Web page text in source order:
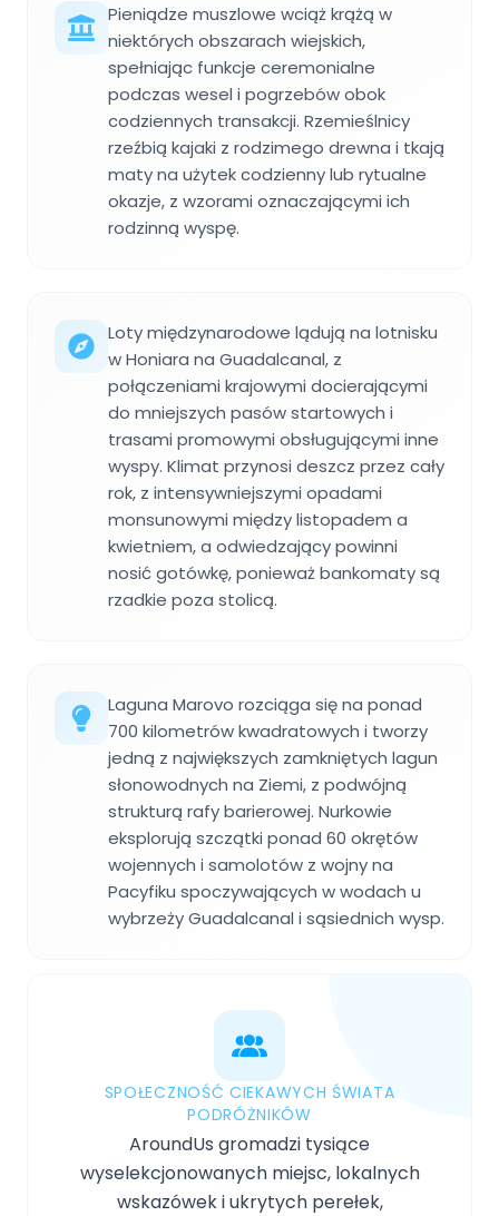
Pieniądze muszlowe wciąż krążą w
niektórych obszarach wiejskich,
spełniając funkcje ceremonialne
podczas wesel i pogrzebów obok
codziennych transakcji. Rzemieślnicy
rzeźbią kajaki z rodzimego drewna i tkają
maty na użytek codzienny lub rytualne
okazje, z wzorami oznaczającymi ich
rodzinną wyspę.
Loty międzynarodowe lądują na lotnisku
w Honiara na Guadalcanal, z
połączeniami krajowymi docierającymi
do mniejszych pasów startowych i
trasami promowymi obsługującymi inne
wyspy. Klimat przynosi deszcz przez cały
rok, z intensywniejszymi opadami
monsunowymi między listopadem a
kwietniem, a odwiedzający powinni
nosić gotówkę, ponieważ bankomaty są
rzadkie poza stolicą.
Laguna Marovo rozciąga się na ponad
700 kilometrów kwadratowych i tworzy
jedną z największych zamkniętych lagun
słonowodnych na Ziemi, z podwójną
strukturą rafy barierowej. Nurkowie
eksplorują szczątki ponad 60 okrętów
wojennych i samolotów z wojny na
Pacyfiku spoczywających w wodach u
wybrzeży Guadalcanal i sąsiednich wysp.
SPOŁECZNOŚĆ CIEKAWYCH ŚWIATA
PODRÓŻNIKÓW
AroundUs gromadzi tysiące
wyselekcjonowanych miejsc, lokalnych
wskazówek i ukrytych perełek,